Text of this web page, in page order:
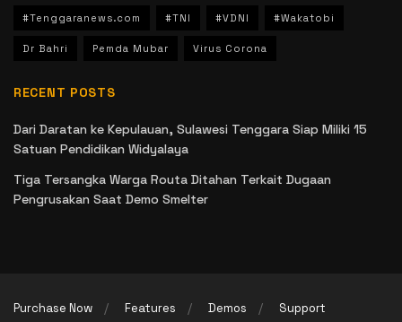
#Tenggaranews.com #TNI #VDNI #Wakatobi
Dr Bahri Pemda Mubar Virus Corona
RECENT POSTS
Dari Daratan ke Kepulauan, Sulawesi Tenggara Siap Miliki 15
Satuan Pendidikan Widyalaya
Tiga Tersangka Warga Routa Ditahan Terkait Dugaan
Pengrusakan Saat Demo Smelter
Purchase Now Features Demos Support